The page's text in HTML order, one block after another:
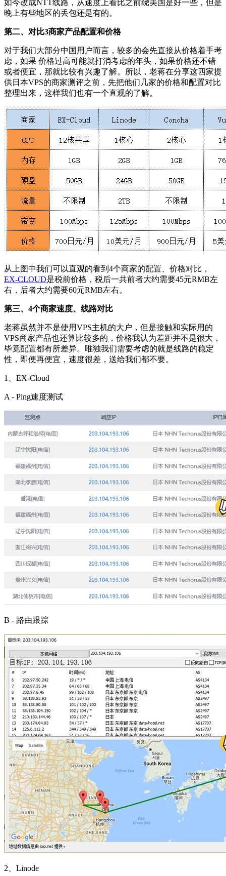
如今改成NTT线路，从速度上看比之前绕美国是好一些，但是
晚上有些地区的丢包还是有的。
第二、对比3商家产品配置和价格
对于我们大部分中国用户而言，较多的会先直接从价格着手考
虑，如果 价格过高可能就打消考虑的年头，如果价格还不错
或者便宜，那就比较有兴趣了解。所以，老蒋在分享这四家提
供日本VPS的商家测评之前，先把他们几家的价格和配置对比
整理出来，这样我们也有一个直观的了解。
从上图中我们可以直观的看到4个商家的配置、价格对比，
EX-CLOUD是税前价格，税后一共前者大约需要45元RMB左
右，后者大约需要60元RMB左右。
第三、4个商家速度、线路对比
老蒋虽然并不是使用VPS主机的大户，但是接触和实际用的
VPS商家产品也还算比较多的，价格我认为差距并不是很大，
毕竟配置都有所差异。唯独我们需要考虑的就是线路的稳定
性，即便再便宜，速度很差，送给我们都不要。
1、EX-Cloud
A - Ping速度测试
B - 路由跟踪
2、Linode